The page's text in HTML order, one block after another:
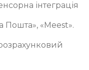
інтеграція
Пошта», «Meest».